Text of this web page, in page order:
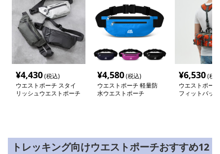
¥4,430(税込)
ウエストポーチ スタイ
リッシュウエストポーチ
¥4,580(税込)
ウエストポーチ 軽量防
水ウエストポーチ
¥6,530(税
ウエストポー
フィットバッグ
トレッキング向けウエストポーチおすすめ12